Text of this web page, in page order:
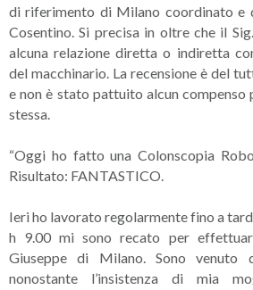
di riferimento di Milano coordinato e
Cosentino. Si precisa in oltre che il
alcuna relazione diretta o indiretta
del macchinario. La recensione è del
e non è stato pattuito alcun compenso
stessa.
“Oggi ho fatto una Colonscopia
Risultato: FANTASTICO.
Ieri ho lavorato regolarmente fino a
h 9.00 mi sono recato per
Giuseppe di Milano. Sono
nonostante l’insistenza di mia